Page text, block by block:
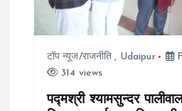
टॉप न्यूज/राजनीति , Udaipur
314 views
पद्मश्री श्यामसुन्दर